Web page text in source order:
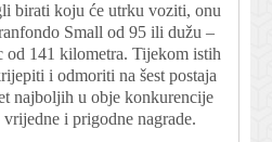
birati koju će utrku voziti, onu
Small od 95 ili dužu –
od 141 kilometra. Tijekom istih
i odmoriti na šest postaja
najboljih u obje konkurencije
i prigodne nagrade.